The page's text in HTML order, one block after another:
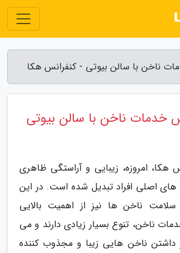
ناخن با سالن بیوتی - کنفرانس هکا
خدمات ناخن با سالن بیوتی
هکا، امروزه، زیبایی و آراستگی ظاهری
های اصلی افراد تبدیل شده است. در این
سلامت ناخن ها نیز از اهمیت بالایی
ناخن، تنوع بسیار زیادی دارند و می
داشتن ناخن هایی زیبا و مجذوب کننده